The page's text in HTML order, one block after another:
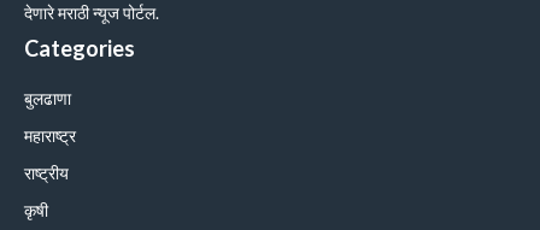
देणारे मराठी न्यूज पोर्टल.
Categories
बुलढाणा
महाराष्ट्र
राष्ट्रीय
कृषी